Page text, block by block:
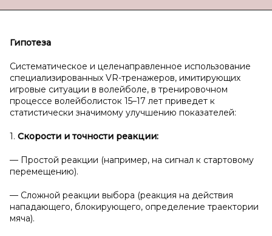
Гипотеза
Систематическое и целенаправленное использование
специализированных VR-тренажеров, имитирующих
игровые ситуации в волейболе, в тренировочном
процессе волейболисток 15–17 лет приведет к
статистически значимому улучшению показателей:
1. Скорости и точности реакции:
— Простой реакции (например, на сигнал к стартовому
перемещению).
— Сложной реакции выбора (реакция на действия
нападающего, блокирующего, определение траектории
мяча).